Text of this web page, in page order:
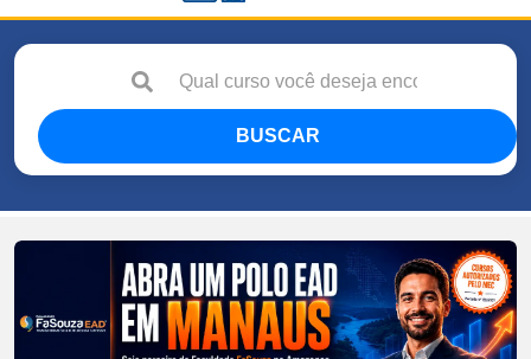
BUSCAR